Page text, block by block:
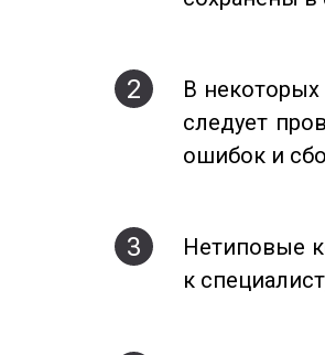
2
В
следует
ошибок и
3
Нетиповые
к